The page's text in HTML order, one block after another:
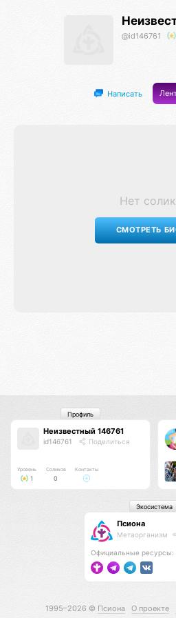
@id146761
Написать
Нет
СМОТРЕТЬ
Неизвестный 146761
id146761 Поделиться
Уровень
1
Соликов
0
Контакты
Профиль
Псиона
Метаорганизм
Официальные ресурсы:
Экосистема
1995–2026 © Псиона О проекте